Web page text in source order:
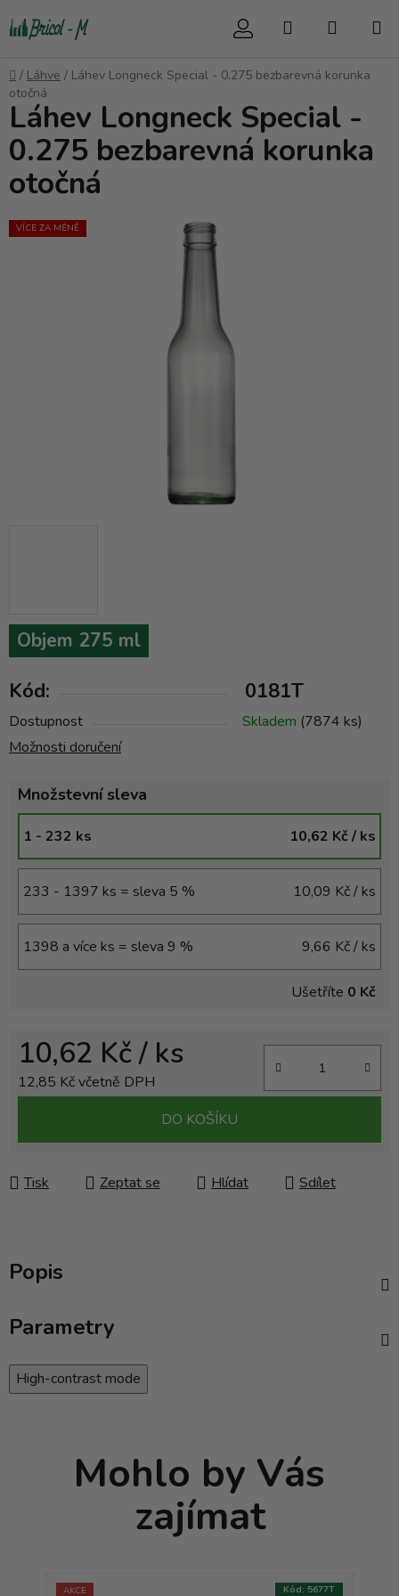
na
Hledat
Domů
/ Láhve / Láhev Longneck Special - 0.275 bezbarevná korunka
otočná
Objem 275 ml
Kód: 0181T
Dostupnost Skladem (7874 ks)
Možnosti doručení
Množstevní sleva
1 - 232 ks 10,62 Kč/ ks
233 - 1397 ks = sleva 5 % 10,09 Kč/ ks
1398 a více ks = sleva 9 % 9,66 Kč/ ks
Ušetříte 0 Kč
10,62 Kč/ ks
12,85 Kč včetně DPH
DO KOŠÍKU
Tisk Zeptat se Hlídat Sdílet
Láhev Longneck Special -
0.275 bezbarevná korunka
otočná
VÍCE ZA MÉNĚ
Popis
Parametry
High-contrast mode
Mohlo by Vás
zajímat
AKCE Kód: 5677T